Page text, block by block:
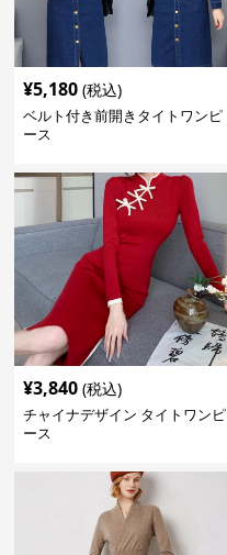
¥5,180 (税込)
ベルト付き前開きタイトワンピ
ース
¥3,840 (税込)
チャイナデザイン タイトワンピ
ース